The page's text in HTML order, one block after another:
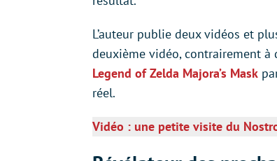
L’auteur publie deux vidéos et
deuxième vidéo, contrairement à
Legend of Zelda Majora’s Mask
réel.
Vidéo : une petite visite du